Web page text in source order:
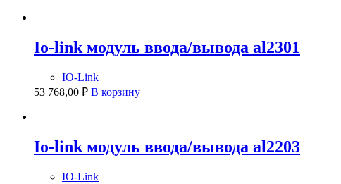
Io-link модуль ввода/вывода al2301
IO-Link
53 768,00 ₽ В корзину
Io-link модуль ввода/вывода al2203
IO-Link